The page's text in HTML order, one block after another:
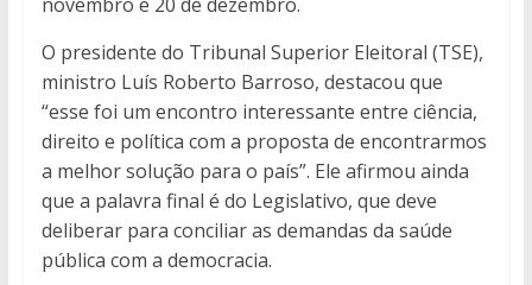
O presidente do Tribunal Superior Eleitoral (TSE),
ministro Luís Roberto Barroso, destacou que
“esse foi um encontro interessante entre ciência,
direito e política com a proposta de encontrarmos
a melhor solução para o país”. Ele afirmou ainda
que a palavra final é do Legislativo, que deve
deliberar para conciliar as demandas da saúde
pública com a democracia.